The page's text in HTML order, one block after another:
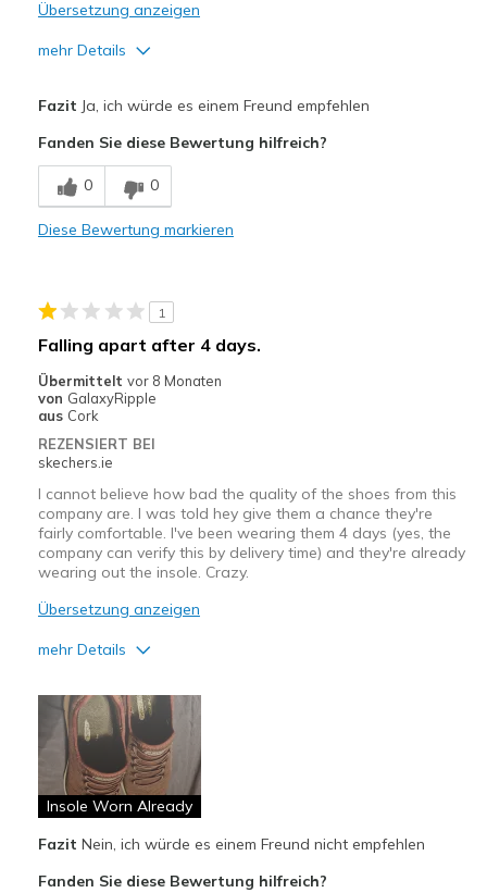
Übersetzung anzeigen
mehr Details
Comfortable
Durable
Sizing
Feels half size too big
View On Shoes
Shoes are for Wearing
Fazit Ja, ich würde es einem Freund empfehlen
Fanden Sie diese Bewertung hilfreich?
0 0
Diese Bewertung markieren
1
Falling apart after 4 days.
Übermittelt vor 8 Monaten
von GalaxyRipple
aus Cork
REZENSIERT BEI
skechers.ie
I cannot believe how bad the quality of the shoes from this
company are. I was told hey give them a chance they're
fairly comfortable. I've been wearing them 4 days (yes, the
company can verify this by delivery time) and they're already
wearing out the insole. Crazy.
Übersetzung anzeigen
mehr Details
Poor Quality
Wear Out Quickly
Width
Feels true to width
Sizing
Feels true to size
Insole Worn Already
Fazit Nein, ich würde es einem Freund nicht empfehlen
Fanden Sie diese Bewertung hilfreich?